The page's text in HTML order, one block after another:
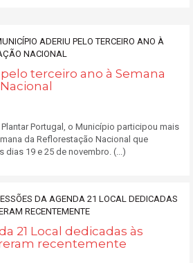
terceiro ano à Semana
Portugal, o Município participou mais
da Reflorestação Nacional que
dias 19 e 25 de novembro. (...)
21 Local dedicadas às
recentemente